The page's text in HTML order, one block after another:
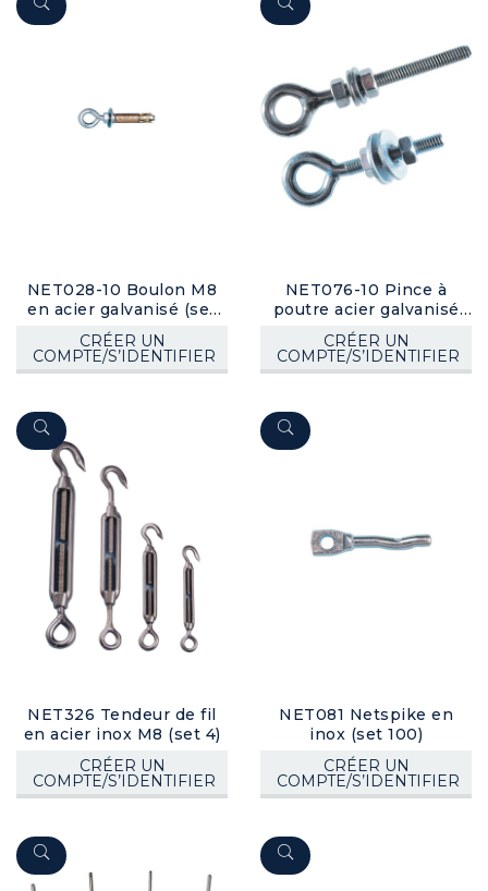
NET028-10 Boulon M8
en acier galvanisé (set
10)
CRÉER UN
COMPTE/S’IDENTIFIER
NET076-10 Pince à
poutre acier galvanisé
(set 10)
CRÉER UN
COMPTE/S’IDENTIFIER
NET326 Tendeur de fil
en acier inox M8 (set 4)
CRÉER UN
COMPTE/S’IDENTIFIER
NET081 Netspike en
inox (set 100)
CRÉER UN
COMPTE/S’IDENTIFIER